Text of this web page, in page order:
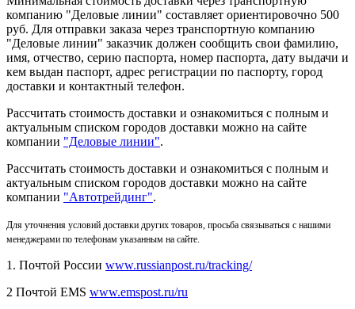
компанию "Деловые линии" составляет ориентировочно 500
руб. Для отправки заказа через транспортную компанию
"Деловые линии" заказчик должен сообщить свои фамилию,
имя, отчество, серию паспорта, номер паспорта, дату выдачи и
кем выдан паспорт, адрес регистрации по паспорту, город
доставки и контактный телефон.
Рассчитать стоимость доставки и ознакомиться с полным и
актуальным списком городов доставки можно на сайте
компании "Деловые линии".
Рассчитать стоимость доставки и ознакомиться с полным и
актуальным списком городов доставки можно на сайте
компании "Автотрейдинг".
Для уточнения условий доставки других товаров, просьба связываться с нашими
менеджерами по телефонам указанным на сайте.
1. Почтой России www.russianpost.ru/tracking/
2 Почтой EMS www.emspost.ru/ru